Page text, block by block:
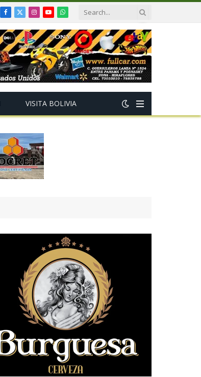
Facebook
X
(Twitter)
Instagram
YouTubeWhatsApp
VISITA BOLIVIA